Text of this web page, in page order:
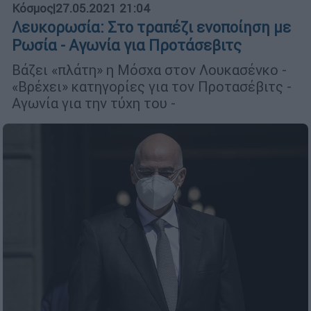
Κόσμος|27.05.2021 21:04
Λευκορωσία: Στο τραπέζι ενοποίηση με
Ρωσία - Αγωνία για Προτάσεβιτς
Βάζει «πλάτη» η Μόσχα στον Λουκασένκο -
«Βρέχει» κατηγορίες για τον Προτασέβιτς -
Αγωνία για την τύχη του -